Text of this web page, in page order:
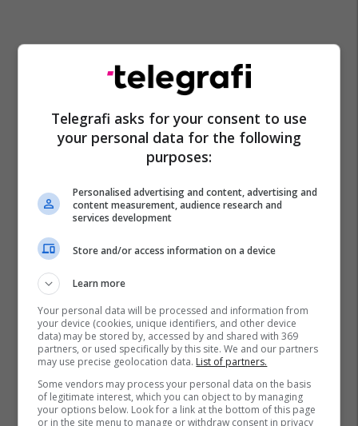
Telegrafi asks for your consent to use
your personal data for the following
purposes:
Personalised advertising and content, advertising and
content measurement, audience research and
services development
Store and/or access information on a device
Learn more
Your personal data will be processed and information from
your device (cookies, unique identifiers, and other device
data) may be stored by, accessed by and shared with 369
partners, or used specifically by this site. We and our partners
may use precise geolocation data. List of partners.
Some vendors may process your personal data on the basis
of legitimate interest, which you can object to by managing
your options below. Look for a link at the bottom of this page
or in the site menu to manage or withdraw consent in privacy